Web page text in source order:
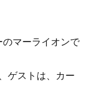
マーライオンで
ゲストは、カー